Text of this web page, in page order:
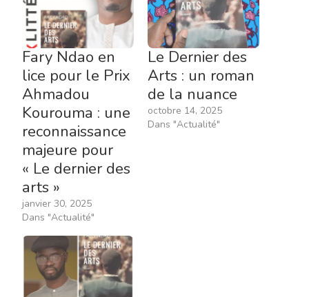
Fary Ndao en
lice pour le Prix
Ahmadou
Kourouma : une
reconnaissance
majeure pour
« Le dernier des
arts »
janvier 30, 2025
Dans "Actualité"
Le Dernier des
Arts : un roman
de la nuance
octobre 14, 2025
Dans "Actualité"